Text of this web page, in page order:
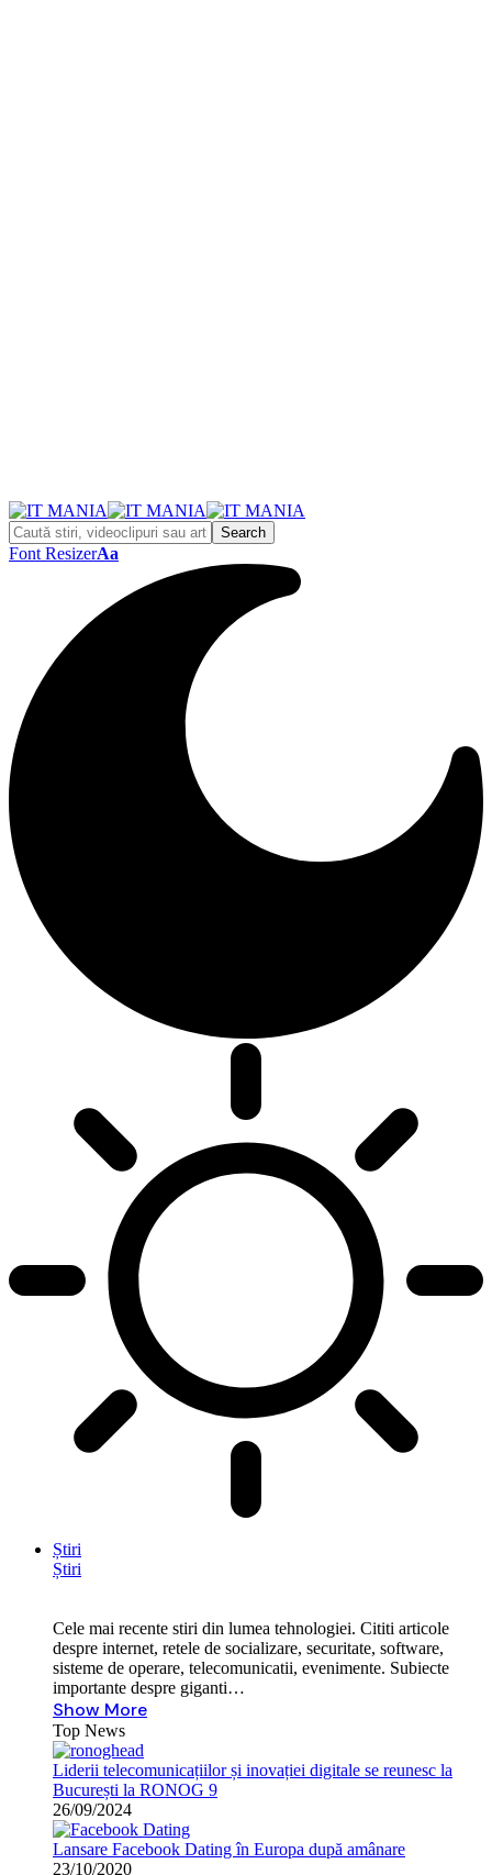
Font ResizerAa
Știri
Știri
Cele mai recente stiri din lumea tehnologiei. Cititi articole
despre internet, retele de socializare, securitate, software,
sisteme de operare, telecomunicatii, evenimente. Subiecte
importante despre giganti…
Show More
Top News
Liderii telecomunicațiilor și inovației digitale se reunesc la
București la RONOG 9
26/09/2024
Lansare Facebook Dating în Europa după amânare
23/10/2020